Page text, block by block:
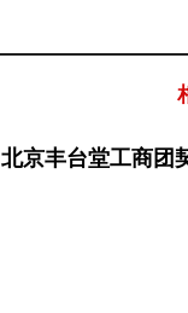
北京丰台堂工商团